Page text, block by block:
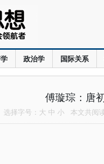
政治学 国际关系
傅璇琮：唐
选择字号： 大 中 小 本文共阅